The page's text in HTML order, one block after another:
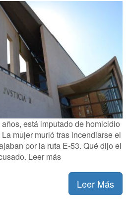
está imputado de homicidio
mujer murió tras incendiarse el
por la ruta E-53. Qué dijo el
Leer más
Leer Más